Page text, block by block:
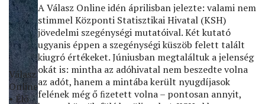
Válasz
Online
• Élő
A Válasz Online idén áprilisban jelezte: valami nem
stimmel Központi Statisztikai Hivatal (KSH)
jövedelmi szegénységi mutatóival. Két kutató
ugyanis éppen a szegénységi küszöb felett talált
kiugró értékeket. Júniusban megtaláltuk a jelenség
okát is: mintha az adóhivatal nem beszedte volna
az adót, hanem a mintába került nyugdíjasok
felének még ő ﬁzetett volna – pontosan annyit,